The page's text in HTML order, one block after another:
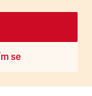
se